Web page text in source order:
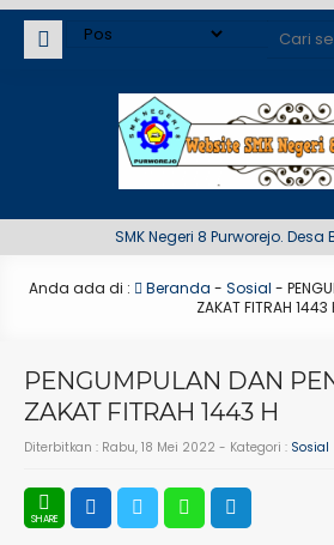
SMK Negeri 8 Purworejo. Desa
Anda ada di : Beranda - Sosial -
ZAKAT FITRAH 1443
PENGUMPULAN DAN
ZAKAT FITRAH 1443 H
Diterbitkan : Rabu, 18 Mei 2022 - Kategori : Sosial